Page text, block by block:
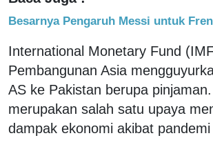
Besarnya Pengaruh Messi untuk
International Monetary Fund
Pembangunan Asia
AS ke Pakistan berupa
merupakan salah satu upaya
dampak ekonomi akibat